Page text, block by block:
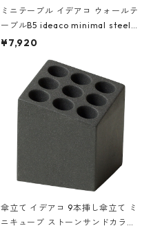
ミニテーブル イデアコ ウォールテ
ーブルB5 ideaco minimal steel f
urniture WALL Table B5 ネイビー
¥7,920
傘立て イデアコ 9本挿し傘立て ミ
ニキューブ ストーンサンドカラー